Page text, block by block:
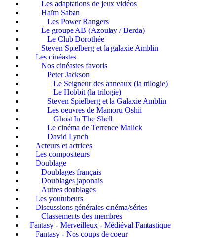
Les adaptations de jeux vidéos
Haïm Saban
Les Power Rangers
Le groupe AB (Azoulay / Berda)
Le Club Dorothée
Steven Spielberg et la galaxie Amblin
Les cinéastes
Nos cinéastes favoris
Peter Jackson
Le Seigneur des anneaux (la trilogie)
Le Hobbit (la trilogie)
Steven Spielberg et la Galaxie Amblin
Les oeuvres de Mamoru Oshii
Ghost In The Shell
Le cinéma de Terrence Malick
David Lynch
Acteurs et actrices
Les compositeurs
Doublage
Doublages français
Doublages japonais
Autres doublages
Les youtubeurs
Discussions générales cinéma/séries
Classements des membres
Fantasy - Merveilleux - Médiéval Fantastique
Fantasy - Nos coups de coeur